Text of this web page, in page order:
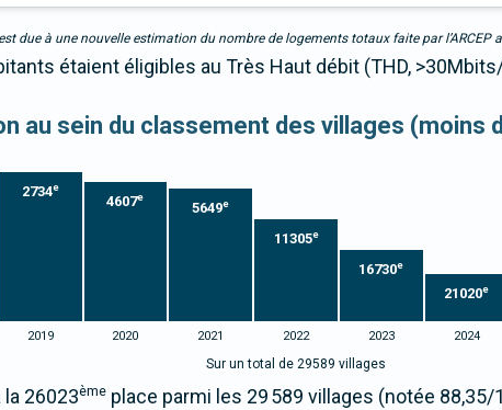
due à une nouvelle estimation du nombre de logements totaux faite par l’ARCEP
étaient éligibles au Très Haut débit (THD,
au sein du classement des villages (moins
2734e
4607e
5649e
11305e
16730e
21020e
2019 2020 2021 2022 2023 2024
Sur un total de 29589 villages
26023ème place parmi les 29 589 villages (notée 88,35/